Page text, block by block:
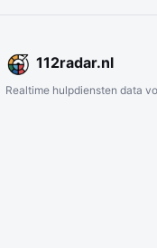
112radar.nl
Realtime hulpdiensten data